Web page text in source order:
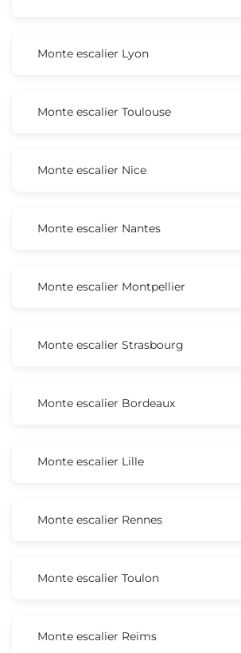
Monte escalier Lyon
Monte escalier Toulouse
Monte escalier Nice
Monte escalier Nantes
Monte escalier Montpellier
Monte escalier Strasbourg
Monte escalier Bordeaux
Monte escalier Lille
Monte escalier Rennes
Monte escalier Toulon
Monte escalier Reims